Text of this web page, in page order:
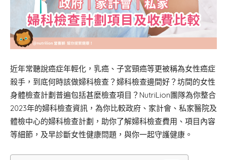
近年常聽說癌症年輕化，乳癌、子宮頸癌等更被稱為女性癌症
殺手，到底何時該做婦科檢查？婦科檢查邊間好？坊間的女性
身體檢查計劃普遍包括甚麼檢查項目？NutriLion團隊為你整合
2023年的婦科檢查資訊，為你比較政府、家計會、私家醫院及
體檢中心的婦科檢查計劃，助你了解婦科檢查費用、項目內容
等細節，及早診斷女性健康問題，與你一起守護健康。